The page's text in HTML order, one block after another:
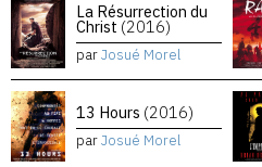
La Résurrection du
Christ (2016)
parJosué Morel
13 Hours (2016)
parJosué Morel